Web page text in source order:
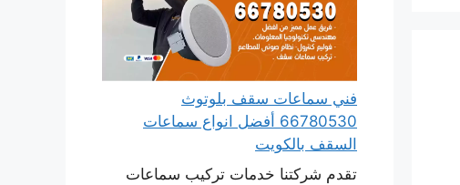
فني سماعات سقف بلوتوث
66780530 أفضل انواع سماعات
السقف بالكويت
تقدم شركتنا خدمات تركيب سماعات